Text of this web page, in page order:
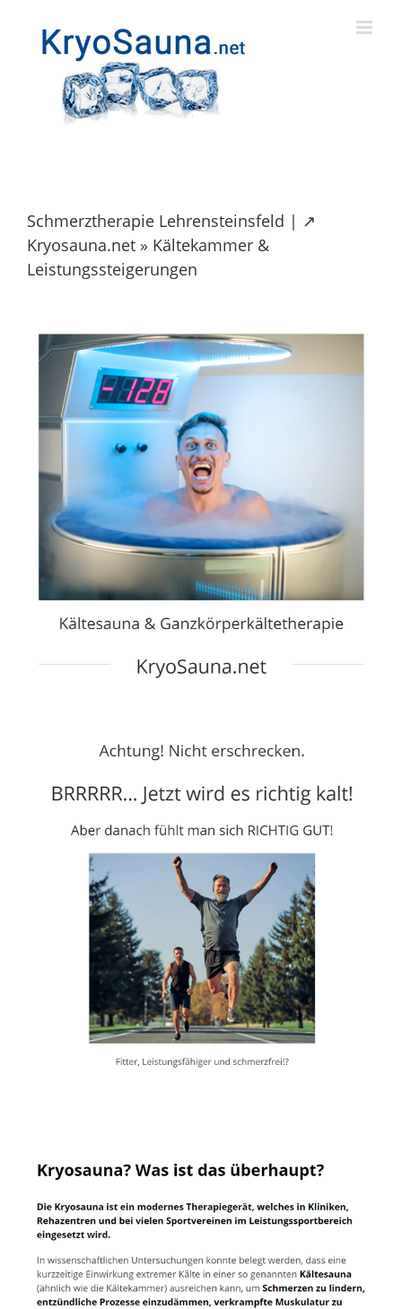
content
Schmerztherapie Lehrensteinsfeld | ↗️
Kryosauna.net » Kältekammer &
Leistungssteigerungen